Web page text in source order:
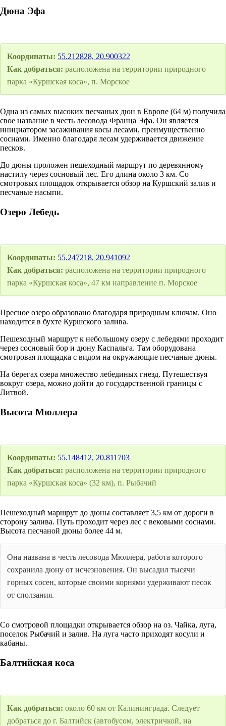
Дюна Эфа
Координаты: 55.212828, 20.900322
Как добраться: расположена на территории природного
парка «Куршская коса», п. Морское
Одна из самых высоких песчаных дюн в Европе (64 м) получила
свое название в честь лесовода Франца Эфа. Он является
инициатором засаживания косы лесами, преимущественно
соснами. Именно благодаря лесам удерживается движение
песков.
До дюны проложен пешеходный маршрут по деревянному
настилу через сосновый лес. Его длина около 3 км. Со
смотровых площадок открывается обзор на Куршский залив и
песчаные насыпи.
Озеро Лебедь
Координаты: 55.247218, 20.941092
Как добраться: расположена на территории природного
парка «Куршская коса», 47 км направление п. Морское
Пресное озеро образовано благодаря природным ключам. Оно
находится в бухте Куршского залива.
Пешеходный маршрут к небольшому озеру с лебедями проходит
через сосновый бор и дюну Каспальга. Там оборудована
смотровая площадка с видом на окружающие песчаные дюны.
На берегах озера множество лебединых гнезд. Путешествуя
вокруг озера, можно дойти до государственной границы с
Литвой.
Высота Мюллера
Координаты: 55.148412, 20.811703
Как добраться: расположена на территории природного
парка «Куршская коса» (32 км), п. Рыбачий
Пешеходный маршрут до дюны составляет 3,5 км от дороги в
сторону залива. Путь проходит через лес с вековыми соснами.
Высота песчаной дюны более 44 м.
Она названа в честь лесовода Мюллера, работа которого
сохранила дюну от исчезновения. Он высадил тысячи
горных сосен, которые своими корнями удерживают песок
от сползания.
Со смотровой площадки открывается обзор на оз. Чайка, луга,
поселок Рыбачий и залив. На луга часто приходят косули и
кабаны.
Балтийская коса
Как добраться: около 60 км от Калининграда. Следует
добраться до г. Балтийск (автобусом, электричкой, на